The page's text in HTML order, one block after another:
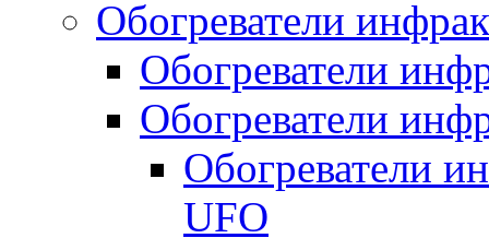
Обогреватели
Обогреватели
Обогреватели
Обогреватели
UFO